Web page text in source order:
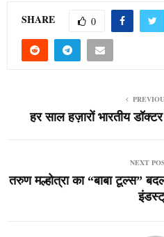
SHARE 0
हर साल हज़ारों भारतीय
NEXT
तरुण मल्होत्रा का “बाबा टूल्स”